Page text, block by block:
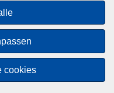
cookies